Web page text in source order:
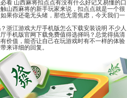
看 山西麻将扣点点有没有什么好记又易懂的口
山西麻将的新手玩家来说，扣点点就是一个很
果你还毫无头绪，那也无需焦虑，今天我们一
浙江游戏大厅手机版怎么下载安装说明 不少人
手机版官网下载免费值得选择吗？总觉得搞清
价值，能否让自己在玩游戏时有不一样的体验
来详细的回复。